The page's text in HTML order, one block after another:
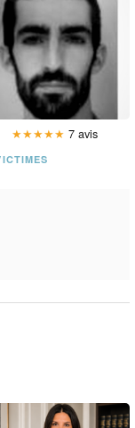
★★★★★ 7 avis